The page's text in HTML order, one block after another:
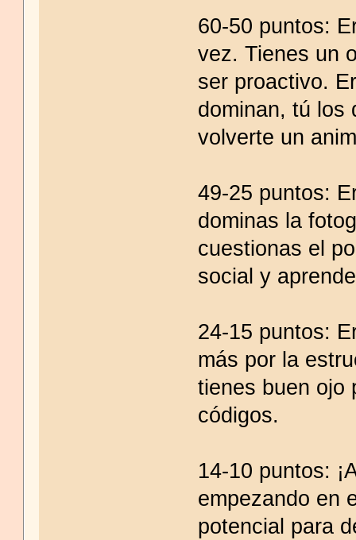
60-50 puntos:
vez. Tienes un
ser proactivo.
dominan, tú los
volverte un
49-25 puntos:
dominas la
cuestionas el
social y
24-15 puntos:
más por la
tienes buen ojo
códigos.
14-10 puntos:
empezando en
potencial para